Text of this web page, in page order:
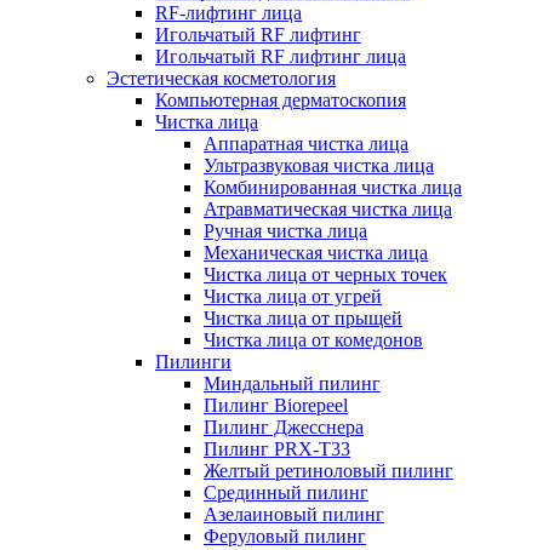
RF-лифтинг лица
Игольчатый RF лифтинг
Игольчатый RF лифтинг лица
Эстетическая косметология
Компьютерная дерматоскопия
Чистка лица
Аппаратная чистка лица
Ультразвуковая чистка лица
Комбинированная чистка лица
Атравматическая чистка лица
Ручная чистка лица
Механическая чистка лица
Чистка лица от черных точек
Чистка лица от угрей
Чистка лица от прыщей
Чистка лица от комедонов
Пилинги
Миндальный пилинг
Пилинг Biorepeel
Пилинг Джесснера
Пилинг PRX-T33
Желтый ретиноловый пилинг
Срединный пилинг
Азелаиновый пилинг
Феруловый пилинг